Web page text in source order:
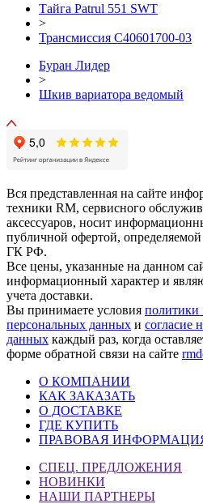
Тайга Patrul 551 SWT
>
Трансмиссия С40601700-03
Буран Лидер
>
Шкив вариатора ведомый
Вся представленная на сайте
техники RM, сервисного
аксессуаров, носит
публичной офертой,
ГК РФ.
Все цены, указанные на данном
информационный характер и
учета доставки.
Вы принимаете условия политики
персональных данных и согласие
данных каждый раз, когда
форме обратной связи на сайте
О КОМПАНИИ
КАК ЗАКАЗАТЬ
О ДОСТАВКЕ
ГДЕ КУПИТЬ
ПРАВОВАЯ
СПЕЦ. ПРЕДЛОЖЕНИЯ
НОВИНКИ
НАШИ ПАРТНЕРЫ